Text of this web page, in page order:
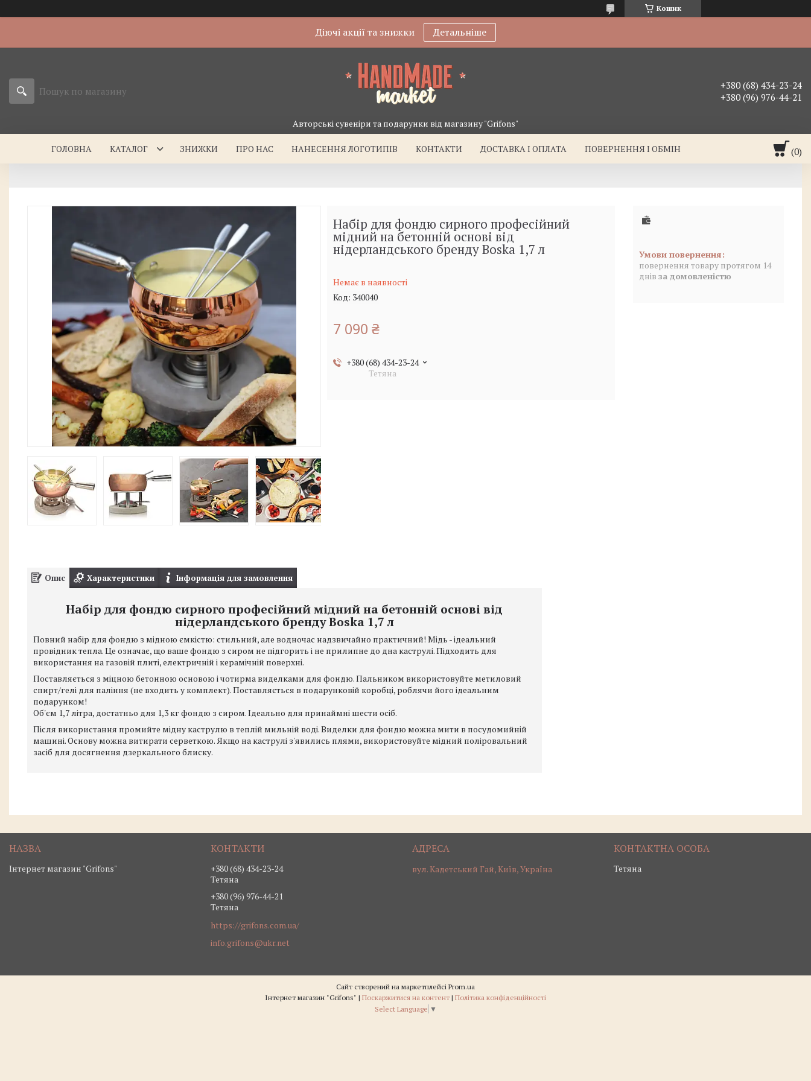
Кошик
Діючі акції та знижки Детальніше
Авторські сувеніри та подарунки від магазину "Grifons"
+380 (68) 434-23-24
+380 (96) 976-44-21
ГОЛОВНА КАТАЛОГ ЗНИЖКИ ПРО НАС НАНЕСЕННЯ ЛОГОТИПІВ КОНТАКТИ ДОСТАВКА І ОПЛАТА ПОВЕРНЕННЯ І ОБМІН
Набір для фондю сирного професійний
мідний на бетонній основі від
нідерландського бренду Boska 1,7 л
Немає в наявності
Код: 340040
7 090 ₴
+380 (68) 434-23-24
Тетяна
повернення товару протягом 14
днів за домовленістю
Опис Характеристики Інформація для замовлення
Набір для фондю сирного професійний мідний на бетонній основі від
нідерландського бренду Boska 1,7 л
Повний набір для фондю з мідною ємкістю: стильний, але водночас надзвичайно практичний! Мідь - ідеальний
провідник тепла. Це означає, що ваше фондю з сиром не підгорить і не прилипне до дна каструлі. Підходить для
використання на газовій плиті, електричній і керамічній поверхні.
Поставляється з міцною бетонною основою і чотирма виделками для фондю. Пальником використовуйте метиловий
спирт/гелі для паління (не входить у комплект). Поставляється в подарунковій коробці, роблячи його ідеальним
подарунком!
Об'єм 1,7 літра, достатньо для 1,3 кг фондю з сиром. Ідеально для принаймні шести осіб.
Після використання промийте мідну каструлю в теплій мильній воді. Виделки для фондю можна мити в посудомийній
машині. Основу можна витирати серветкою. Якщо на каструлі з'явились плями, використовуйте мідний поліровальний
засіб для досягнення дзеркального блиску.
Інтернет магазин "Grifons"
+380 (68) 434-23-24
Тетяна
+380 (96) 976-44-21
Тетяна
https://grifons.com.ua/
info.grifons@ukr.net
вул. Кадетський Гай, Київ, Україна Тетяна
Сайт створений на маркетплейсі Prom.ua
Інтернет магазин "Grifons" | Поскаржитися на контент | Політика конфіденційності
Select Language ▼